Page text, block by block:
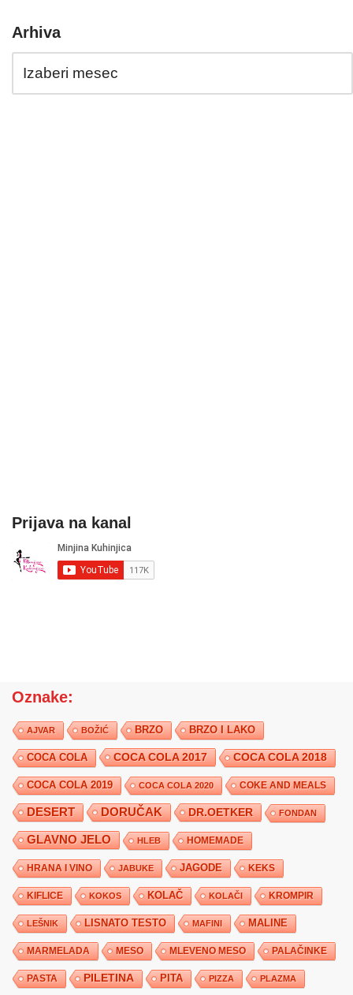
Arhiva
Prijava na kanal
Oznake:
AJVAR BOŽIĆ BRZO BRZO I LAKO
COCA COLA COCA COLA 2017 COCA COLA 2018
COCA COLA 2019 COCA COLA 2020 COKE AND MEALS
DESERT DORUČAK DR.OETKER FONDAN
GLAVNO JELO HLEB HOMEMADE
HRANA I VINO JABUKE JAGODE KEKS
KIFLICE KOKOS KOLAČ KOLAČI KROMPIR
LEŠNIK LISNATO TESTO MAFINI MALINE
MARMELADA MESO MLEVENO MESO PALAČINKE
PASTA PILETINA PITA PIZZA PLAZMA